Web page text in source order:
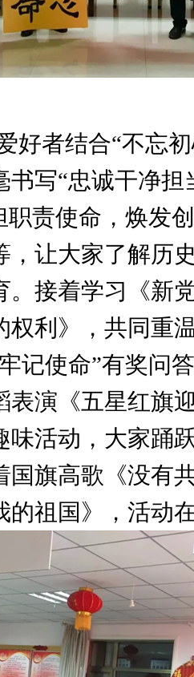
好者结合“不忘
书写“忠诚干净担
职责使命，焕发
，让大家了解历
。接着学习《新
权利》，共同重
记使命”有奖问
表演《五星红旗
味活动，大家踊
国旗高歌《没有
的祖国》，活动